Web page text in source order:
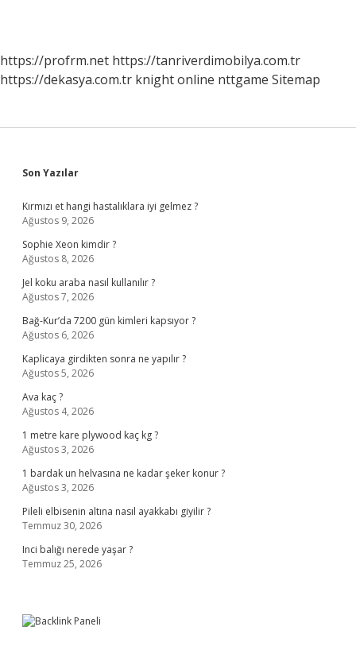
Metredir
https://profrm.net https://tanriverdimobilya.com.tr
https://dekasya.com.tr knight online nttgame Sitemap
Sidebar
Son Yazılar
Kırmızı et hangi hastalıklara iyi gelmez ?
Ağustos 9, 2026
Sophie Xeon kimdir ?
Ağustos 8, 2026
Jel koku araba nasıl kullanılır ?
Ağustos 7, 2026
Bağ-Kur’da 7200 gün kimleri kapsıyor ?
Ağustos 6, 2026
Kaplicaya girdikten sonra ne yapılır ?
Ağustos 5, 2026
Ava kaç ?
Ağustos 4, 2026
1 metre kare plywood kaç kg ?
Ağustos 3, 2026
1 bardak un helvasına ne kadar şeker konur ?
Ağustos 3, 2026
Pileli elbisenin altına nasıl ayakkabı giyilir ?
Temmuz 30, 2026
Inci balığı nerede yaşar ?
Temmuz 25, 2026